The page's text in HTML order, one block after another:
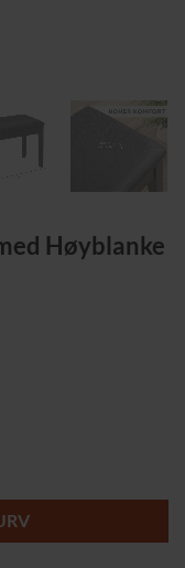
Høyblanke